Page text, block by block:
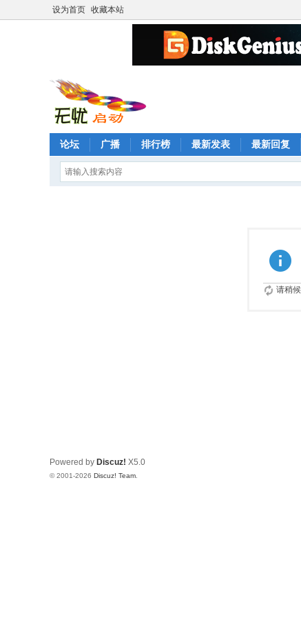
设为首页 收藏本站
论坛 广播 排行榜 最新发表 最新回复
请稍
Powered by Discuz! X5.0
© 2001-2026 Discuz! Team